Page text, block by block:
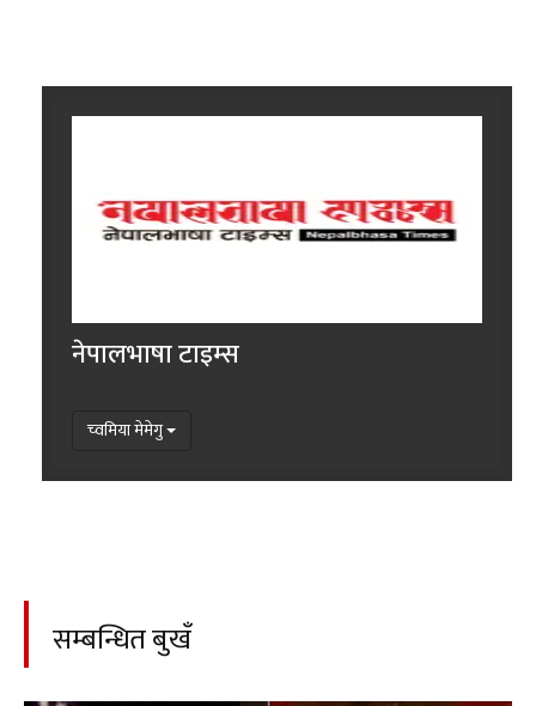
नेपालभाषा टाइम्स
च्वमिया मेमेगु
सम्बन्धित बुखँ